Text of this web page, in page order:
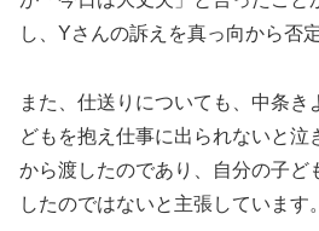
し、Yさんの訴えを真っ向から否
また、仕送りについても、中条き
どもを抱え仕事に出られないと泣
から渡したのであり、自分の子ど
したのではないと主張しています。